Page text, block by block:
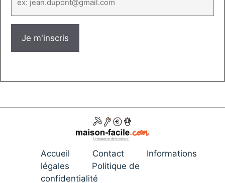
Accueil Contact
Informations
légales
Politique de
confidentialité